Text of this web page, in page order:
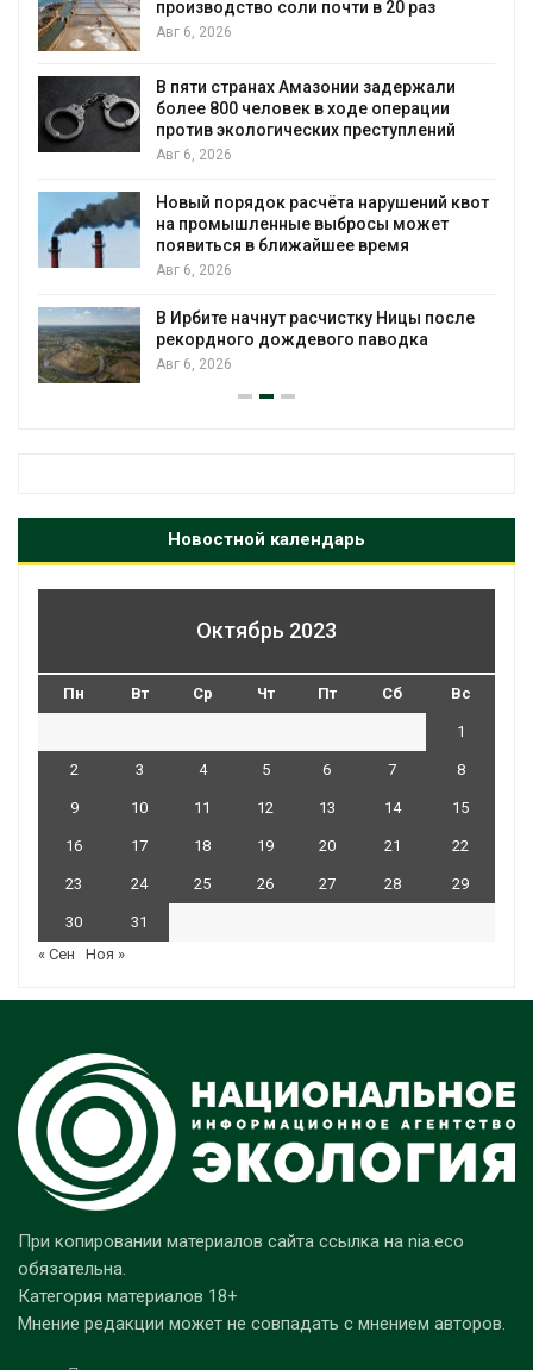
производство соли почти в 20 раз
Авг 6, 2026
В пяти странах Амазонии задержали
более 800 человек в ходе операции
против экологических преступлений
Авг 6, 2026
Новый порядок расчёта нарушений квот
на промышленные выбросы может
появиться в ближайшее время
Авг 6, 2026
В Ирбите начнут расчистку Ницы после
рекордного дождевого паводка
Авг 6, 2026
Новостной календарь
Октябрь 2023
Пн Вт Ср Чт Пт Сб Вс
1
2 3 4 5 6 7 8
9 10 11 12 13 14 15
16 17 18 19 20 21 22
23 24 25 26 27 28 29
30
31
« Сен
Ноя »
При копировании материалов сайта ссылка на nia.eco
обязательна.
Категория материалов 18+
Мнение редакции может не совпадать с мнением авторов.